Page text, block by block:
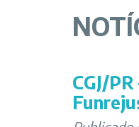
CGJ/